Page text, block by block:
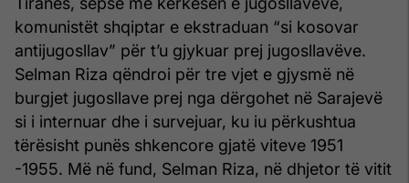
komunistët shqiptar e ekstraduan “si kosovar
antijugosllav” për t’u gjykuar prej jugosllavëve.
Selman Riza qëndroi për tre vjet e gjysmë në
burgjet jugosllave prej nga dërgohet në Sarajevë
si i internuar dhe i survejuar, ku iu përkushtua
tërësisht punës shkencore gjatë viteve 1951
-1955. Më në fund, Selman Riza, në dhjetor të vitit